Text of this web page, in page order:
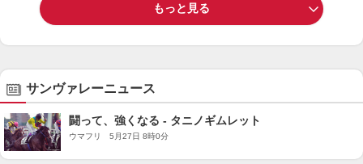
もっと見る
サンヴァレーニュース
闘って、強くなる - タニノギムレット
ウマフリ 5月27日 8時0分